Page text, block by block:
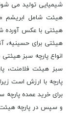
شیمیایی تولید می
هیئت شامل ابریشم
هیئتی با عکس آورده
هیئتی برای حسینیه،
انواع پارچه سبز
سبز هیئت فلامنت،
پارچه با ارزش است
برای خرید عمده پارچه
و سپس در پارچه هیئت